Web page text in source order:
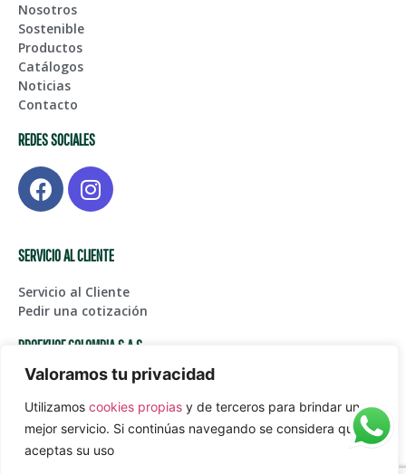
Valoramos tu privacidad
Utilizamos cookies propias y de terceros para brindar un
mejor servicio. Si continúas navegando se considera que
aceptas su uso
Nosotros
Sostenible
Productos
Catálogos
Noticias
Contacto
REDES SOCIALES
SERVICIO AL CLIENTE
Servicio al Cliente
Pedir una cotización
BROEKHOF COLOMBIA S.A.S
Centro de Bodegas Karga Fase I – Bodega 123, Glorieta
Aeropuerto Int. JMC
(+574) 561 45 05
Juanpablogarcia@paardekooper.com